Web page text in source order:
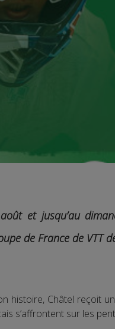
et jusqu’au
de France de VTT
histoire, Châtel reçoit
s’affrontent sur les